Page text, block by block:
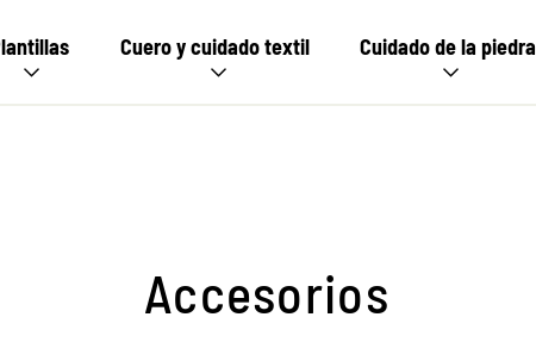
Cuero y cuidado textil Cuidado de la piedra
Accesorios